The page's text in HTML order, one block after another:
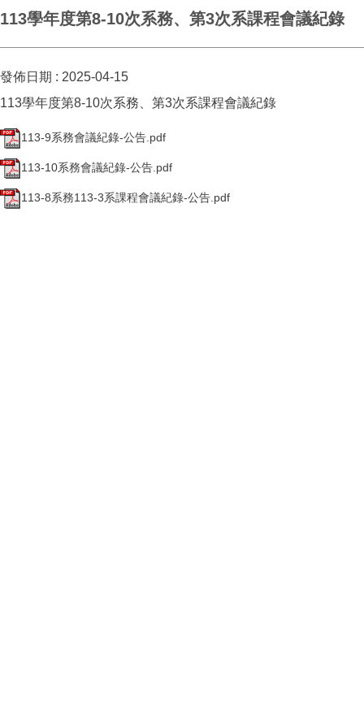
113學年度第8-10次系務、第3次系課程會議紀錄
發佈日期 : 2025-04-15
113學年度第8-10次系務、第3次系課程會議紀錄
113-9系務會議紀錄-公告.pdf
113-10系務會議紀錄-公告.pdf
113-8系務113-3系課程會議紀錄-公告.pdf